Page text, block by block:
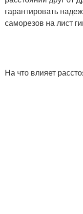
гарантировать
саморезов на лист
На что влияет